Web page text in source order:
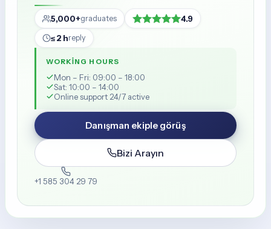
5,000+graduates 4.9
≤ 2 hreply
WORKING HOURS
Mon – Fri: 09:00 – 18:00
Sat: 10:00 – 14:00
Online support 24/7 active
Danışman ekiple görüş
Bizi Arayın
+1 585 304 29 79